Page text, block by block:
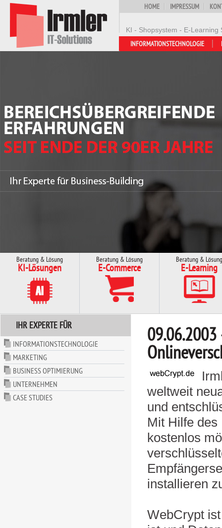
KI - Shopsystem - E-
HOME IMPRESSUM
INFORMATIONSTECHNOLOGIE
Beratung & Lösung
KI-Lösungen
Beratung & Lösung
E-Commerce
Beratung & Lösung
E-Learning
IHR EXPERTE FÜR
INFORMATIONSTECHNOLOGIE
MARKETING
BUSINESS OPTIMIERUNG
UNTERNEHMEN
CASE STUDIES
weltweit
und
Mit Hilfe des
kostenlos
installieren
WebCrypt